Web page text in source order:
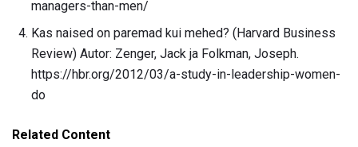
managers-than-men/
Kas naised on paremad kui mehed? (Harvard Business
Review) Autor: Zenger, Jack ja Folkman, Joseph.
https://hbr.org/2012/03/a-study-in-leadership-women-
do
Related Content